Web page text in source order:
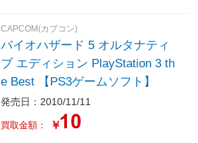
CAPCOM(カプコン)
バイオハザード 5 オルタナティ
ブ エディション PlayStation 3 th
e Best 【PS3ゲームソフト】
発売日：2010/11/11
買取金額： ￥